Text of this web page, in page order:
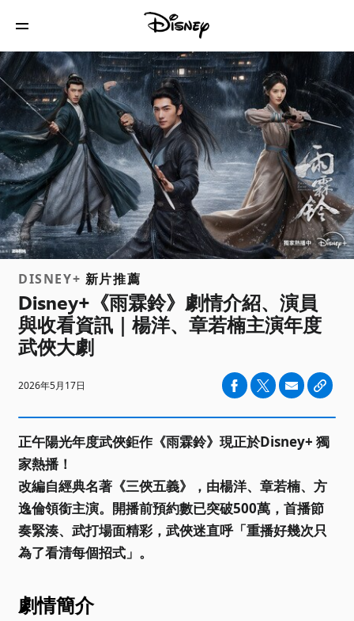
DISNEY+ 新片推薦
Disney+《雨霖鈴》劇情介紹、演員
與收看資訊｜楊洋、章若楠主演年度
武俠大劇
2026年5月17日
正午陽光年度武俠鉅作《雨霖鈴》現正於Disney+ 獨
家熱播！
改編自經典名著《三俠五義》，由楊洋、章若楠、方
逸倫領銜主演。開播前預約數已突破500萬，首播節
奏緊湊、武打場面精彩，武俠迷直呼「重播好幾次只
為了看清每個招式」。
劇情簡介